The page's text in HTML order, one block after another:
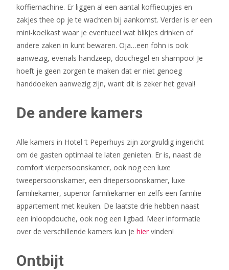
koffiemachine. Er liggen al een aantal koffiecupjes en
zakjes thee op je te wachten bij aankomst. Verder is er een
mini-koelkast waar je eventueel wat blikjes drinken of
andere zaken in kunt bewaren. Oja…een föhn is ook
aanwezig, evenals handzeep, douchegel en shampoo! Je
hoeft je geen zorgen te maken dat er niet genoeg
handdoeken aanwezig zijn, want dit is zeker het geval!
De andere kamers
Alle kamers in Hotel ‘t Peperhuys zijn zorgvuldig ingericht
om de gasten optimaal te laten genieten. Er is, naast de
comfort vierpersoonskamer, ook nog een luxe
tweepersoonskamer, een driepersoonskamer, luxe
familiekamer, superior familiekamer en zelfs een familie
appartement met keuken. De laatste drie hebben naast
een inloopdouche, ook nog een ligbad. Meer informatie
over de verschillende kamers kun je hiervinden!
Ontbijt